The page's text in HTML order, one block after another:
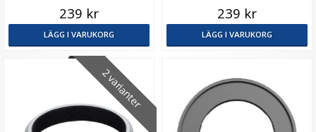
239 kr
LÄGG I VARUKORG
239 kr
LÄGG I VARUKORG
2 varianter